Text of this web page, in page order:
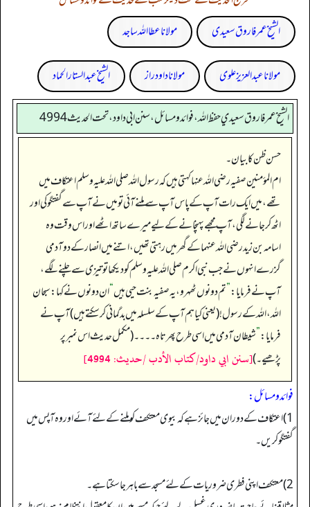
الشیخ عمر فاروق سعیدی
مولانا عطا اللہ ساجد
مولانا عبد العزیز علوی مولانا داود راز الشیخ عبدالستار الحماد
الشيخ عمر فاروق سعيدي حفظ الله، فوائد و مسائل، سنن ابي داود ، تحت الحديث 4994
حسن ظن کا بیان۔
ام المؤمنین صفیہ رضی اللہ عنہا کہتی ہیں کہ رسول اللہ صلی اللہ علیہ وسلم اعتکاف میں
تھے، میں ایک رات آپ کے پاس آپ سے ملنے آئی تو میں نے آپ سے گفتگو کی اور
اٹھ کر جانے لگی، آپ مجھے پہنچانے کے لیے میرے ساتھ اٹھے اور اس وقت وہ
اسامہ بن زید رضی اللہ عنہما کے گھر میں رہتی تھیں، اتنے میں انصار کے دو آدمی
گزرے انہوں نے جب نبی اکرم صلی اللہ علیہ وسلم کو دیکھا تو تیزی سے چلنے لگے،
آپ نے فرمایا:”تم دونوں ٹھہرو، یہ صفیہ بنت حیی ہیں“ان دونوں نے کہا: سبحان
اللہ، اللہ کے رسول! (یعنی کیا ہم آپ کے سلسلہ میں بدگمانی کر سکتے ہیں) آپ نے
فرمایا:”شیطان آدمی میں اسی طرح پھرتا ہ۔۔۔۔ (مکمل حدیث اس نمبر پر
پڑھیے۔)[سنن ابي داود/كتاب الأدب /حدیث: 4994]
فوائد ومسائل:
1) اعتکاف کے دوران میں جائزہے کہ بیوی معتکف کو ملنے کے لئے آئےاور وہ آپس میں
گفتگو کریں۔
2) معتکف اپنی فطری ضروریات کے لئے مسجد سے باہر جا سکتا ہے۔